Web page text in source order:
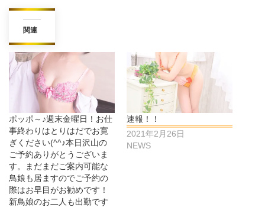
関連
ポッポ～♪週末金曜日！お仕
事終わりはとりはだでお寛
ぎください(^^♪本日沢山の
ご予約ありがとうございま
す。まだまだご案内可能な
鳥娘も居ますのでご予約の
際はお早目がお勧めです！
新鳥娘のお二人も出勤です
速報！！
2021年2月26日
NEWS